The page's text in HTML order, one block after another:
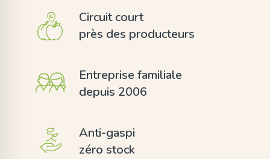
Circuit court
près des producteurs
Entreprise familiale
depuis 2006
Anti-gaspi
zéro stock